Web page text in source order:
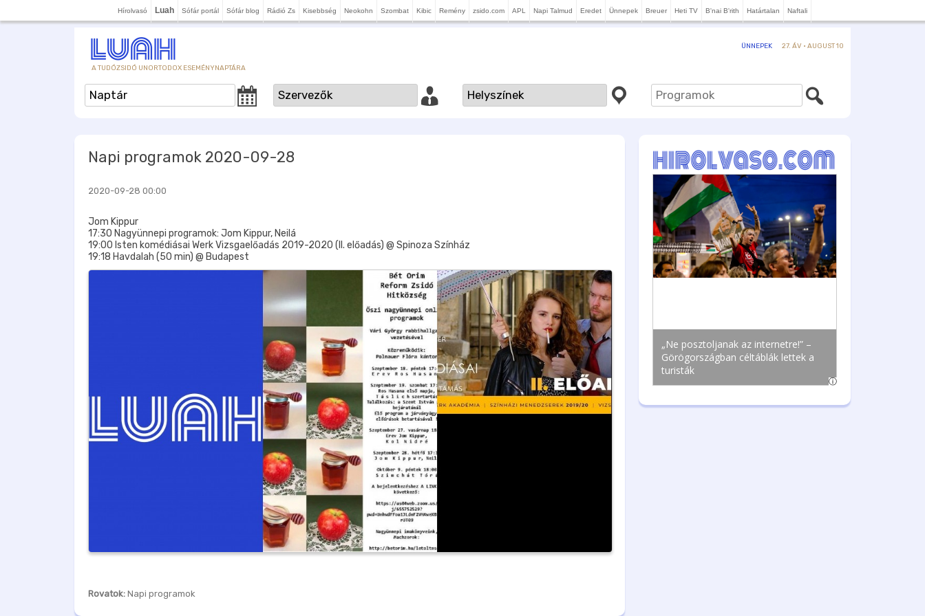
Hírolvasó Luah Sófár portál Sófár blog Rádió Zs Kisebbség Neokohn Szombat Kibic Remény zsido.com APL Napi Talmud Eredet Ünnepek Breuer Heti TV B'nai B'rith Határtalan Naftali
A TUDÓZSIDÓ UNORTODOX ESEMÉNYNAPTÁRA
ÜNNEPEK 27. ÁV · AUGUST 10
Napi programok 2020-09-28
2020-09-28 00:00
Jom Kippur
17:30 Nagyünnepi programok: Jom Kippur, Neilá
19:00 Isten komédiásai Werk Vizsgaelőadás 2019-2020 (II. előadás) @ Spinoza Színház
19:18 Havdalah (50 min) @ Budapest
Rovatok: Napi programok